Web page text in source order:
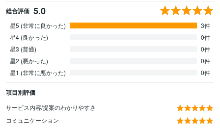
総合評価 5.0
星5 (非常に良かった)
3件
星4 (良かった)
0件
星3 (普通)
0件
星2 (悪かった)
0件
星1 (非常に悪かった)
0件
項目別評価
サービス内容/提案のわかりやすさ
コミュニケーション